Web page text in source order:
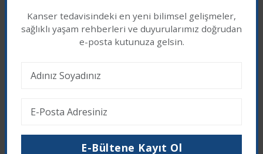
Pluvicto Artık Daha Erken:
Hormona Duyarlı Metastatik
Son Eklenen Haberler
Çerez İzni
çerezler kullanıyoruz. Üçüncü taraf çerezleri kabul
Reddet Kabul Et
Kanser tedavisindeki en yeni bilimsel gelişmeler,
sağlıklı yaşam rehberleri ve duyurularımız doğrudan
e-posta kutunuza gelsin.
E-Bültene Kayıt Ol